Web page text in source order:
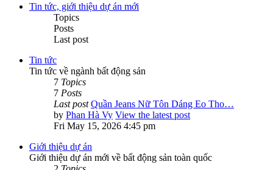
Tin tức, giới thiệu dự án mới
Topics
Posts
Last post
Tin tức
Tin tức về ngành bất động sản
7 Topics
7 Posts
Last post Quần Jeans Nữ Tôn Dáng Eo Tho…
by Phan Hà Vy View the latest post
Fri May 15, 2026 4:45 pm
Giới thiệu dự án
Giới thiệu dự án mới về bất động sản toàn quốc